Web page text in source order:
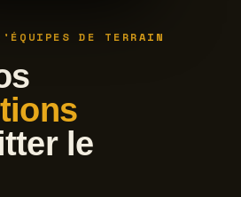
DE TERRAIN
le